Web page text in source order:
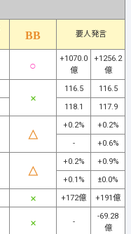
要人発言
+1070.0
億
+1256.2
億
116.5
116.5
118.1 117.9
+0.2%
+0.2%
-
+0.6%
+0.2%
+0.9%
+0.1%
±0.0%
+172億 +191億
-
-69.28
億